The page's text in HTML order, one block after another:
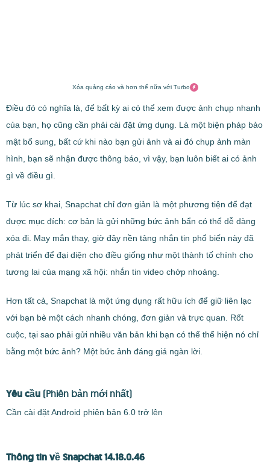
Xóa quảng cáo và hơn thế nữa với Turbo
Điều đó có nghĩa là, để bất kỳ ai có thể xem được ảnh chụp nhanh
của bạn, họ cũng cần phải cài đặt ứng dụng. Là một biện pháp bảo
mật bổ sung, bất cứ khi nào bạn gửi ảnh và ai đó chụp ảnh màn
hình, bạn sẽ nhận được thông báo, vì vậy, bạn luôn biết ai có ảnh
gì về điều gì.
Từ lúc sơ khai, Snapchat chỉ đơn giản là một phương tiện để đạt
được mục đích: cơ bản là gửi những bức ảnh bẩn có thể dễ dàng
xóa đi. May mắn thay, giờ đây nền tảng nhắn tin phổ biến này đã
phát triển để đại diện cho điều giống như một thành tố chính cho
tương lai của mạng xã hội: nhắn tin video chớp nhoáng.
Hơn tất cả, Snapchat là một ứng dụng rất hữu ích để giữ liên lạc
với bạn bè một cách nhanh chóng, đơn giản và trực quan. Rốt
cuộc, tại sao phải gửi nhiều văn bản khi bạn có thể thể hiện nó chỉ
bằng một bức ảnh? Một bức ảnh đáng giá ngàn lời.
Yêu cầu (Phiên bản mới nhất)
Cần cài đặt Android phiên bản 6.0 trở lên
Thông tin về Snapchat 14.18.0.46